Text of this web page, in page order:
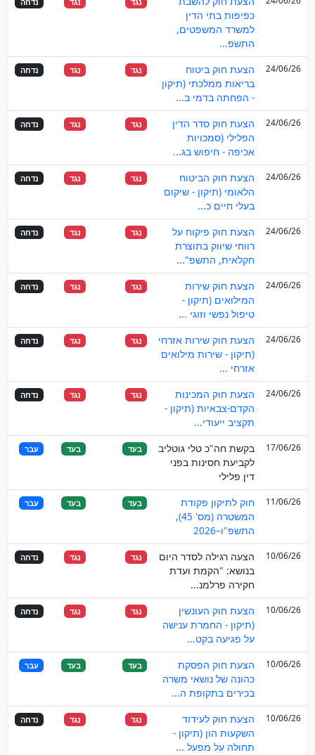
כפיפות בתי הדין
למשרד המשפטים,
התשפ...
24/06/26
הצעת חוק ביטוח
בריאות ממלכתי (תיקון
- הפחתה בדמי ב...
נגד נגד נדחה
24/06/26
הצעת חוק סדר הדין
הפלילי (סמכויות
אכיפה - חיפוש בג...
נגד נגד נדחה
24/06/26
הצעת חוק הביטוח
הלאומי (תיקון - שיקום
בעלי חיים כ...
נגד נגד נדחה
24/06/26
הצעת חוק פיקוח על
רווחי שיווק בתוצרת
חקלאית, התשפ"...
נגד נגד נדחה
24/06/26
הצעת חוק שירות
המילואים (תיקון -
טיפול נפשי וזוגי ...
נגד נגד נדחה
24/06/26
הצעת חוק שירות אזרחי
(תיקון - שירות מילואים
אזרחי ...
נגד נגד נדחה
24/06/26
הצעת חוק המכינות
הקדם-צבאיות (תיקון -
תקציב ייעודי...
נגד נגד נדחה
17/06/26
בקשת חה"כ טלי גוטליב
לקביעת חסינות בפני
דין פלילי
בעד בעד עבר
11/06/26
חוק לתיקון פקודת
המשטרה (מס' 45),
התשפ"ו–2026
בעד בעד עבר
10/06/26
הצעה רגילה לסדר היום
בנושא: "הקמת ועדת
חקירה פרלמנ...
נגד נגד נדחה
10/06/26
הצעת חוק העונשין
(תיקון - החמרת ענישה
על פגיעה בקט...
נגד נגד נדחה
10/06/26
הצעת חוק הפסקת
כהונה של נושאי משרה
בכירים בתקופת ה...
בעד בעד עבר
10/06/26
הצעת חוק לעידוד
השקעות הון (תיקון -
תחולה על מפעל ...
נגד נגד נדחה